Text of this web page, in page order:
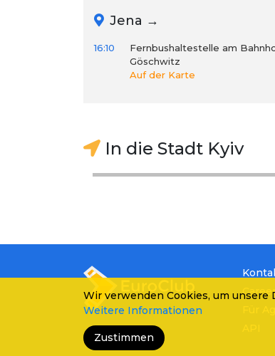
Jena →
16:10
Fernbushaltestelle am
Göschwitz
Auf der Karte
In die Stadt Kyiv
Wir verwenden Cookies, um
Weitere Informationen
Zustimmen